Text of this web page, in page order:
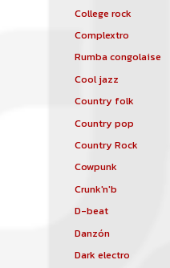
College rock
Complextro
Rumba congolaise
Cool jazz
Country folk
Country pop
Country Rock
Cowpunk
Crunk'n'b
D-beat
Danzón
Dark electro